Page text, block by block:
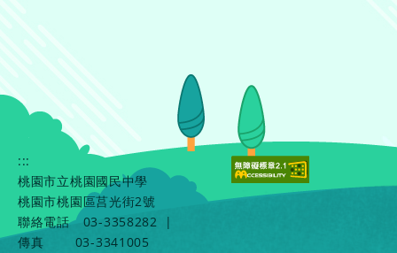
:::
桃園市立桃園國民中學
桃園市桃園區莒光街2號
聯絡電話
03-3358282
|
傳真
03-3341005